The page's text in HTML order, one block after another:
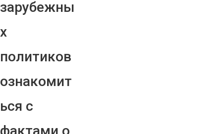
зарубежны
х
политиков
ознакомит
ься с